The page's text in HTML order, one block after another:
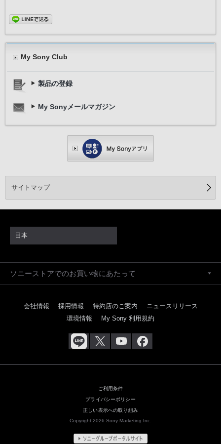
My Sony Club
製品の登録
My Sonyメールマガジン
サイトマップ
日本
ソニーストアでのお買い物にあたって
会社情報 採用情報 特約店のご案内
ニュースリリース
環境情報
My Sony 利用規約
ご利用条件
プライバシーポリシー
正しい表示への取り組み
Copyright 2026 Sony Marketing Inc.